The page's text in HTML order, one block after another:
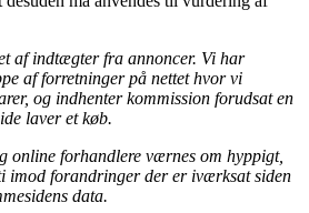
af indtægter fra annoncer. Vi har
af forretninger på nettet hvor vi
og indhenter kommission forudsat en
laver et køb.
online forhandlere værnes om hyppigt,
imod forandringer der er iværksat siden
data.